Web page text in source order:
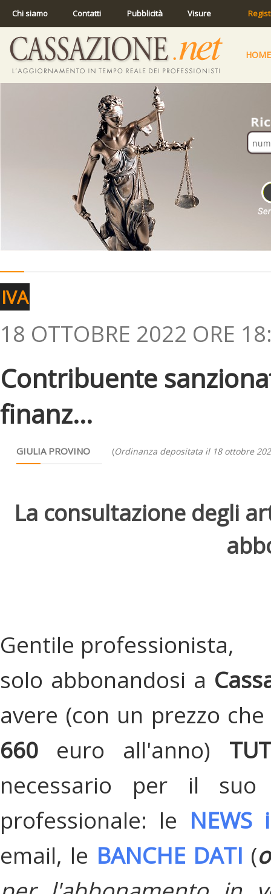
Chi siamo Contatti Pubblicità Visure
HOME
IVA
18 OTTOBRE 2022 ORE
Contribuente
finanz...
GIULIA PROVINO (Ordinanza depositata il 18 ottobre
La consultazione degli
Gentile professionista,
solo abbonandosi a
avere (con un prezzo
660 euro all'anno)
necessario per il suo
professionale: le
email, le BANCHE DATI (